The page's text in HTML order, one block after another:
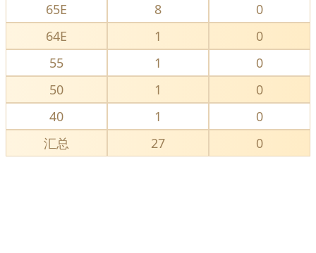
65E
8
0
64E
1
0
55
1
0
50
1
0
40
1
0
汇总
27 0